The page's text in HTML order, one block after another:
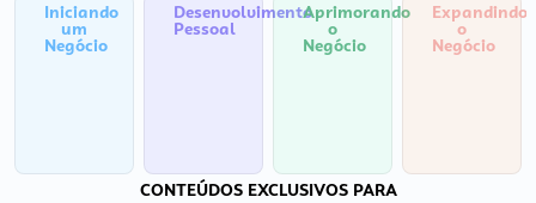
Iniciando
um
Negócio
Desenvolvimento
Pessoal
Aprimorando
o
Negócio
Expandindo
o
Negócio
CONTEÚDOS EXCLUSIVOS PARA